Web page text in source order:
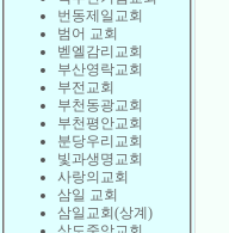
번동제일교회
범어 교회
벧엘감리교회
부산영락교회
부전교회
부천동광교회
부천평안교회
분당우리교회
빛과생명교회
사랑의교회
삼일 교회
삼일교회(상계)